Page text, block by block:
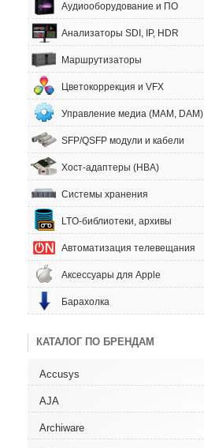
Аудиооборудование и ПО
Анализаторы SDI, IP, HDR
Маршрутизаторы
Цветокоррекция и VFX
Управление медиа (MAM, DAM)
SFP/QSFP модули и кабели
Хост-адаптеры (HBA)
Системы хранения
LTO-библиотеки, архивы
Автоматизация телевещания
Аксессуары для Apple
Барахолка
КАТАЛОГ ПО БРЕНДАМ
Accusys
AJA
Archiware